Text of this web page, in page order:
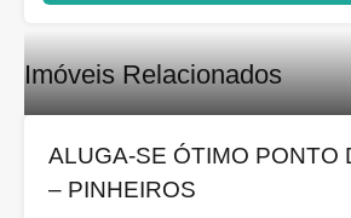
Imóveis Relacionados
ALUGA-SE ÓTIMO PONTO
– PINHEIROS